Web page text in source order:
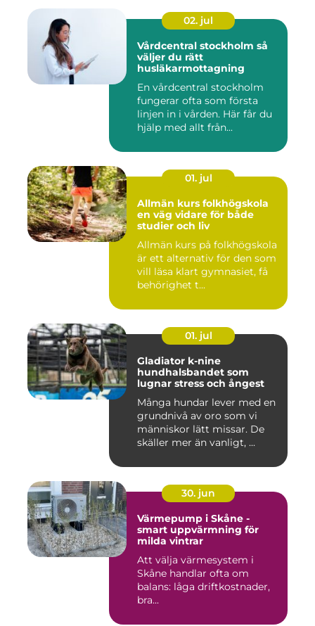
02. jul
Vårdcentral stockholm så
väljer du rätt
husläkarmottagning
En vårdcentral stockholm
fungerar ofta som första
linjen in i vården. Här får du
hjälp med allt från...
01. jul
Allmän kurs folkhögskola
en väg vidare för både
studier och liv
Allmän kurs på folkhögskola
är ett alternativ för den som
vill läsa klart gymnasiet, få
behörighet t...
01. jul
Gladiator k-nine
hundhalsbandet som
lugnar stress och ångest
Många hundar lever med en
grundnivå av oro som vi
människor lätt missar. De
skäller mer än vanligt, ...
30. jun
Värmepump i Skåne -
smart uppvärmning för
milda vintrar
Att välja värmesystem i
Skåne handlar ofta om
balans: låga driftkostnader,
bra...